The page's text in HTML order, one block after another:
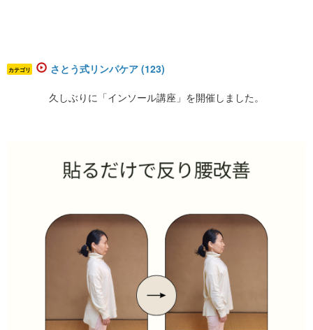
カテゴリ さとう式リンパケア (123)
久しぶりに「インソール講座」を開催しました。